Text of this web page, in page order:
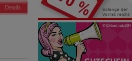
Details